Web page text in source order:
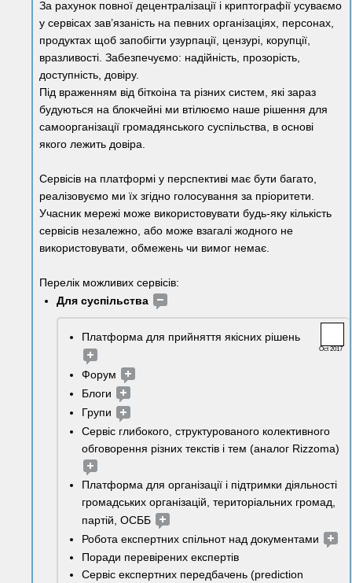
За рахунок повної децентралізації і криптографії усуваємо
у сервісах зав’язаність на певних організаціях, персонах,
продуктах щоб запобігти узурпації, цензурі, корупції,
вразливості. Забезпечуємо: надійність, прозорість,
доступність, довіру.
Під враженням від біткоіна та різних систем, які зараз
будуються на блокчейні ми втілюємо наше рішення для
самоорганізації громадянського суспільства, в основі
якого лежить довіра.
Сервісів на платформі у перспективі має бути багато,
реалізовуємо ми їх згідно голосування за пріоритети.
Учасник мережі може використовувати будь-яку кількість
сервісів незалежно, або може взагалі жодного не
використовувати, обмежень чи вимог немає.
Перелік можливих сервісів:
Для суспільства
Oct 2017
Платформа для прийняття якісних рішень
Форум
Блоги
Групи
Сервіс глибокого, структурованого колективного
обговорення різних текстів і тем (аналог Rizzoma)
Платформа для організації і підтримки діяльності
громадських організацій, територіальних громад,
партій, ОСББ
Робота експертних спільнот над документами
Поради перевірених експертів
Сервіс експертних передбачень (prediction